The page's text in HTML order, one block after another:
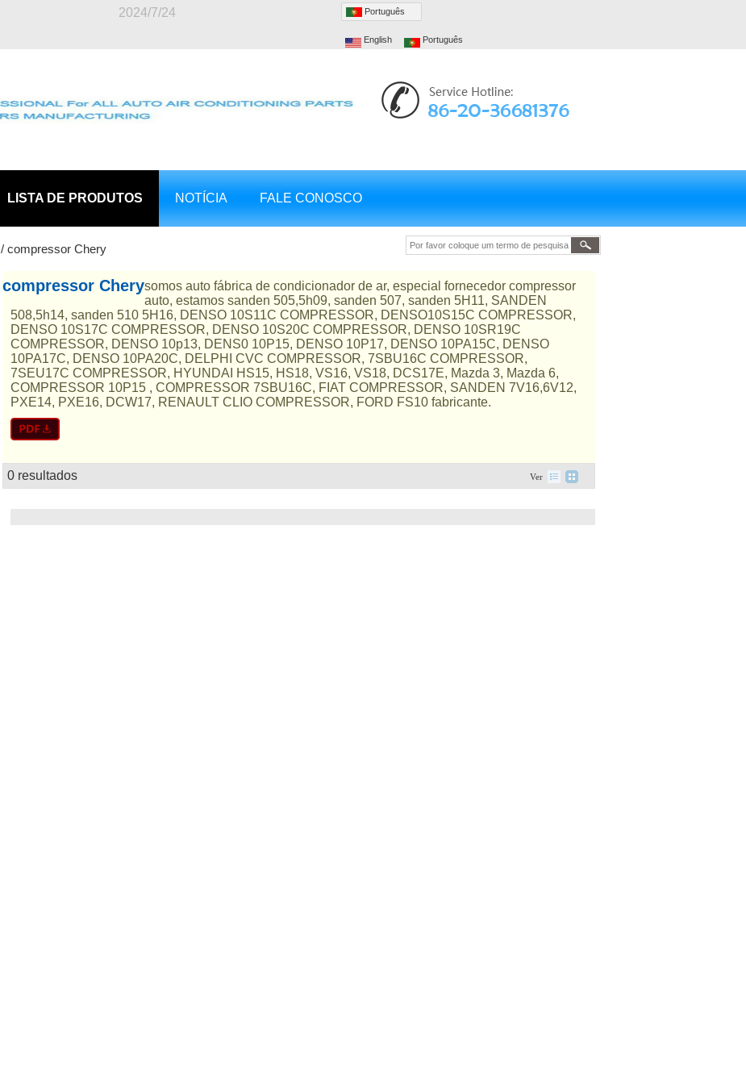
2024/7/24 Português
English Português
LISTA DE PRODUTOS NOTÍCIA FALE CONOSCO
/ compressor Chery
compressor Cherysomos auto fábrica de condicionador de ar, especial fornecedor compressor
auto, estamos sanden 505,5h09, sanden 507, sanden 5H11, SANDEN
508,5h14, sanden 510 5H16, DENSO 10S11C COMPRESSOR, DENSO10S15C COMPRESSOR,
DENSO 10S17C COMPRESSOR, DENSO 10S20C COMPRESSOR, DENSO 10SR19C
COMPRESSOR, DENSO 10p13, DENS0 10P15, DENSO 10P17, DENSO 10PA15C, DENSO
10PA17C, DENSO 10PA20C, DELPHI CVC COMPRESSOR, 7SBU16C COMPRESSOR,
7SEU17C COMPRESSOR, HYUNDAI HS15, HS18, VS16, VS18, DCS17E, Mazda 3, Mazda 6,
COMPRESSOR 10P15 , COMPRESSOR 7SBU16C, FIAT COMPRESSOR, SANDEN 7V16,6V12,
PXE14, PXE16, DCW17, RENAULT CLIO COMPRESSOR, FORD FS10 fabricante.
0 resultados Ver